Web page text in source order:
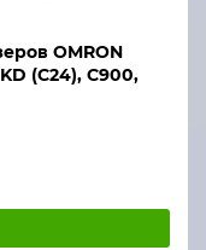
OMRON
(С24), С900,